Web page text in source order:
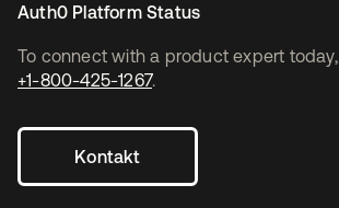
To connect with a product expert today,
+1-800-425-1267.
Kontakt
Auth0 Platform Status